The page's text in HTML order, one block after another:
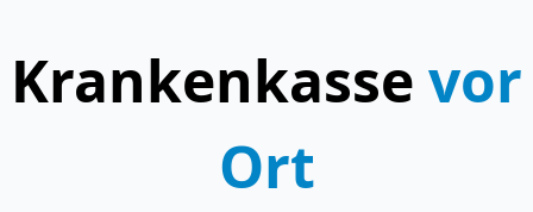
Krankenkasse vor
Ort